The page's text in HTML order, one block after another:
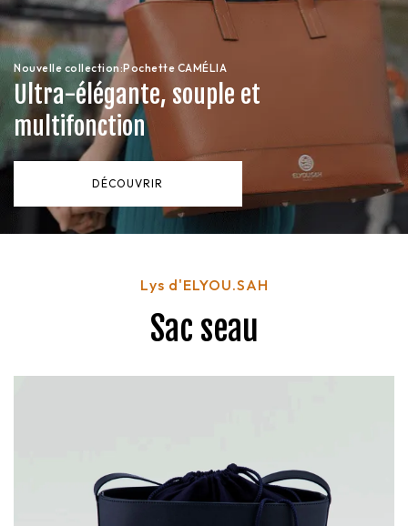
Nouvelle collection:Pochette CAMÉLIA
Ultra-élégante, souple et
multifonction
DÉCOUVRIR
Lys d'ELYOU.SAH
Sac seau